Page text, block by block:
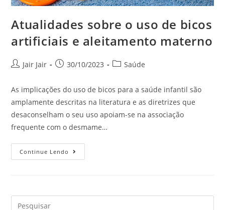
Atualidades sobre o uso de bicos
artificiais e aleitamento materno
Jair Jair 30/10/2023 Saúde
As implicações do uso de bicos para a saúde infantil são
amplamente descritas na literatura e as diretrizes que
desaconselham o seu uso apoiam-se na associação
frequente com o desmame…
Continue Lendo